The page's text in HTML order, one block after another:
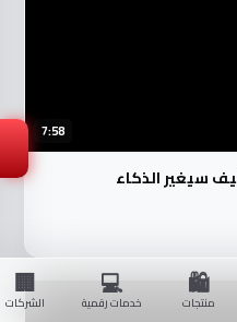
7:58
2026 🚀 | كيف سيغير الذكاء
🛍️
منتجات 💻
خدمات رقمية 🏢
الشركات